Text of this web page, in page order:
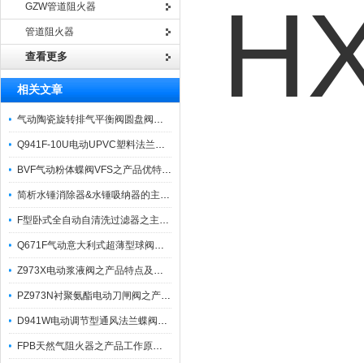
GZW管道阻火器
管道阻火器
查看更多
相关文章
气动陶瓷旋转排气平衡阀圆盘阀的主要特性
Q941F-10U电动UPVC塑料法兰球阀之产品主要特性与应用
BVF气动粉体蝶阀VFS之产品优特点与参数
简析水锤消除器&水锤吸纳器的主要功用与工作原理
F型卧式全自动自清洗过滤器之主要特点及其工作原理
Q671F气动意大利式超薄型球阀之产品特点及性能参数
Z973X电动浆液阀之产品特点及技术参数
PZ973N衬聚氨酯电动刀闸阀之产品优特点与应用
D941W电动调节型通风法兰蝶阀之产品特点及注意事项
FPB天然气阻火器之产品工作原理及产品特点